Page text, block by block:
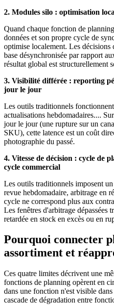
2. Modules silo : optimisation
Quand chaque fonction de
données et son propre cycle de
optimise localement. Les décisions
base désynchronisée par rapport
résultat global est structurellement
3. Visibilité différée : reporting
jour le jour
Les outils traditionnels
actualisations hebdomadaires....
jour le jour (une rupture sur un
SKU), cette latence est un coût
photographie du passé.
4. Vitesse de décision : cycle de
cycle commercial
Les outils traditionnels imposent
revue hebdomadaire, arbitrage en
cycle ne correspond plus aux
Les fenêtres d'arbitrage dépassées
retardée en stock en excès ou en
Pourquoi connecter
assortiment et
Ces quatre limites décrivent une
fonctions de planning opèrent en
dans une fonction n'est visible
cascade de dégradation entre